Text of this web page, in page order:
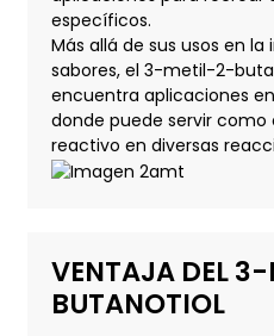
específicos.
Más allá de sus usos en
sabores, el 3-metil-2-
encuentra aplicaciones
donde puede servir
reactivo en diversas
VENTAJA DEL
BUTANOTIOL